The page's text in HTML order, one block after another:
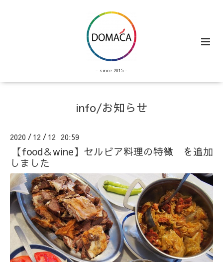
- since 2015 -
info/お知らせ
2020 / 12 / 12 20:59
【food＆wine】セルビア料理の特徴 を追加
しました